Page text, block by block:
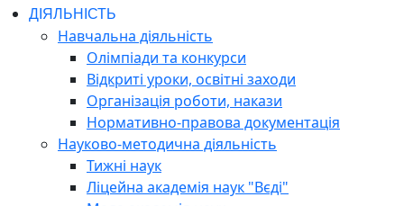
ДІЯЛЬНІСТЬ
Навчальна діяльність
Олімпіади та конкурси
Відкриті уроки, освітні заходи
Організація роботи, накази
Нормативно-правова документація
Науково-методична діяльність
Тижні наук
Ліцейна академія наук "Вєді"